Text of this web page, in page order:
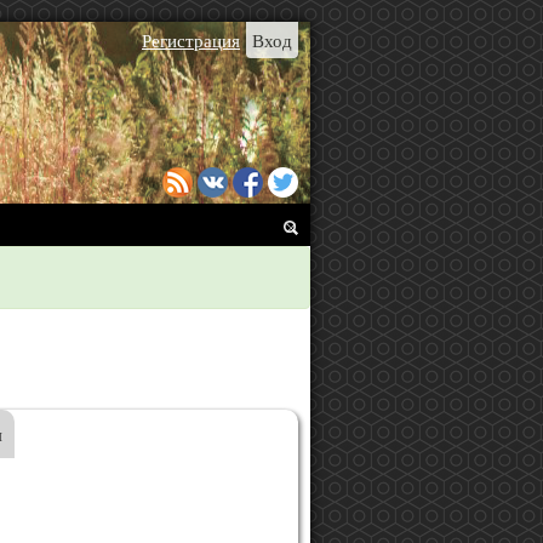
Вход
Регистрация